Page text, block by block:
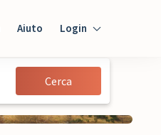
Aiuto Login
Ospiti
Cerca